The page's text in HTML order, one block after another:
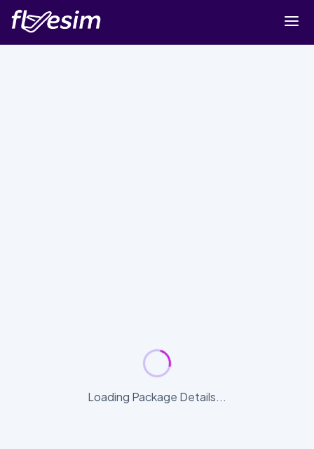
Loading Package Details...